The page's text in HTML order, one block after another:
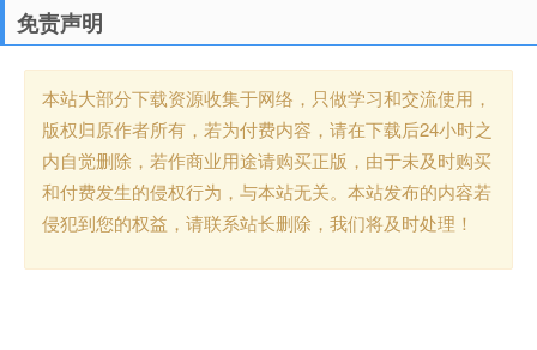
免责声明
本站大部分下载资源收集于网络，只做学习和交流使用，
版权归原作者所有，若为付费内容，请在下载后24小时之
内自觉删除，若作商业用途请购买正版，由于未及时购买
和付费发生的侵权行为，与本站无关。本站发布的内容若
侵犯到您的权益，请联系站长删除，我们将及时处理！